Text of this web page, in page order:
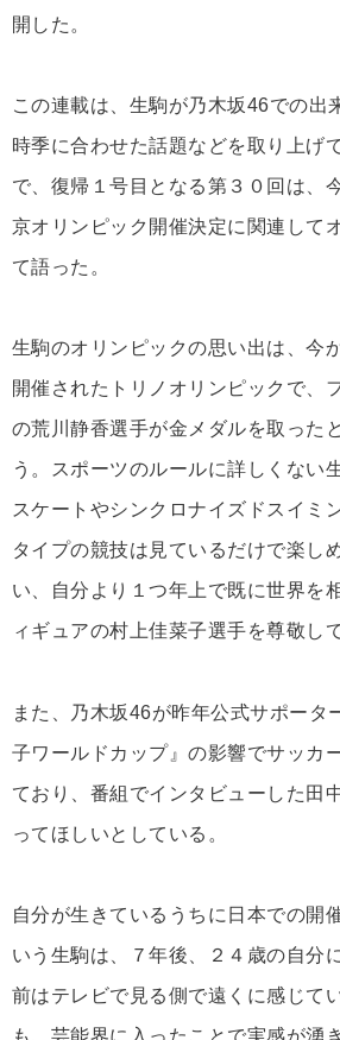
開した。
この連載は、生駒が乃木坂46での出
時季に合わせた話題などを取り上げ
で、復帰１号目となる第３０回は、
京オリンピック開催決定に関連して
て語った。
生駒のオリンピックの思い出は、今
開催されたトリノオリンピックで、
の荒川静香選手が金メダルを取った
う。スポーツのルールに詳しくない
スケートやシンクロナイズドスイミ
タイプの競技は見ているだけで楽し
い、自分より１つ年上で既に世界を
ィギュアの村上佳菜子選手を尊敬し
また、乃木坂46が昨年公式サポータ
子ワールドカップ』の影響でサッカ
ており、番組でインタビューした田
ってほしいとしている。
自分が生きているうちに日本での開
いう生駒は、７年後、２４歳の自分
前はテレビで見る側で遠くに感じて
も、芸能界に入ったことで実感が湧